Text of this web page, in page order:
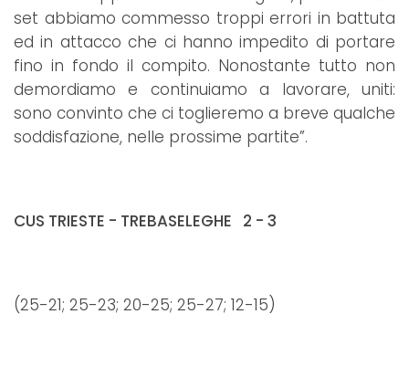
set abbiamo commesso troppi errori in battuta
ed in attacco che ci hanno impedito di portare
fino in fondo il compito. Nonostante tutto non
demordiamo e continuiamo a lavorare, uniti:
sono convinto che ci toglieremo a breve qualche
soddisfazione, nelle prossime partite”.
CUS TRIESTE - TREBASELEGHE 2 - 3
(25-21; 25-23; 20-25; 25-27; 12-15)